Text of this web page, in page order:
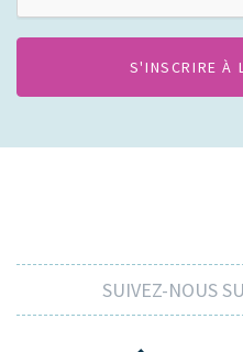
SUIVEZ-NOUS